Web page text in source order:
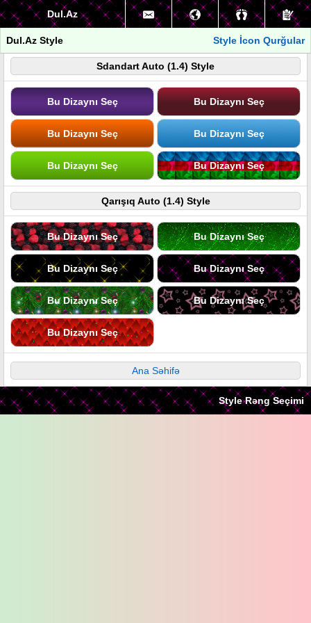
Dul.Az
Dul.Az Style Style İcon Qurğular
Sdandart Auto (1.4) Style
Bu Dizaynı Seç Bu Dizaynı Seç
Bu Dizaynı Seç Bu Dizaynı Seç
Bu Dizaynı Seç Bu Dizaynı Seç
Qarışıq Auto (1.4) Style
Bu Dizaynı Seç Bu Dizaynı Seç
Bu Dizaynı Seç Bu Dizaynı Seç
Bu Dizaynı Seç Bu Dizaynı Seç
Bu Dizaynı Seç
Ana Səhifə
Style Rəng Seçimi